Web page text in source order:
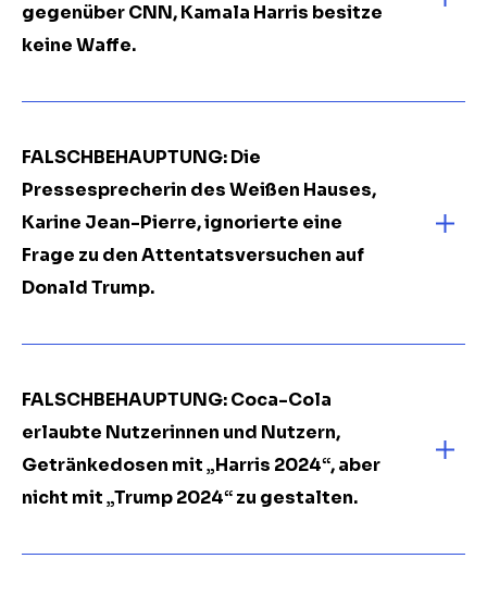
gegenüber CNN, Kamala Harris besitze
keine Waffe.
FALSCHBEHAUPTUNG: Die
Pressesprecherin des Weißen Hauses,
Karine Jean-Pierre, ignorierte eine
Frage zu den Attentatsversuchen auf
Donald Trump.
FALSCHBEHAUPTUNG: Coca-Cola
erlaubte Nutzerinnen und Nutzern,
Getränkedosen mit „Harris 2024“, aber
nicht mit „Trump 2024“ zu gestalten.